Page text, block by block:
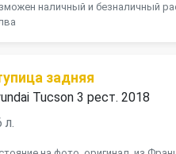
наличный и безналичный
задняя
Tucson 3 рест. 2018
л.